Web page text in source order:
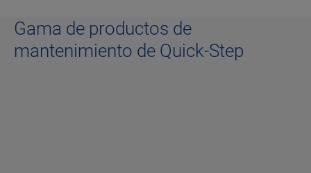
Gama de productos de
mantenimiento de Quick-Step